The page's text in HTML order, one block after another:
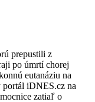
prepustili z
po úmrtí chorej
eutanáziu na
portál iDNES.cz na
zatiaľ o